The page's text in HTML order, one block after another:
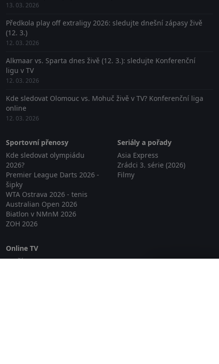
13. 03. 2026
Předkola play off extraligy 2026: sledujte dnešní zápasy živě
(12. 3.)
12. 03. 2026
Alkmaar vs. Sparta dnes živě (12. 3.): sledujte Konferenční
ligu v TV
12. 03. 2026
Kde sledovat Olomouc vs. Mohuč živě v TV? Konferenční liga
online
12. 03. 2026
Sportovní přenosy
Kde sledovat olympiádu
2026?
Premier League Darts 2026 -
šipky
WTA Ostrava 2026 - tenis
Australian Open 2026
Biatlon v NMnM 2026
ZOH 2026
Seriály a pořady
Asia Express
Zrádci 3. série (2026)
Filmy
Online TV
Lepší.TV